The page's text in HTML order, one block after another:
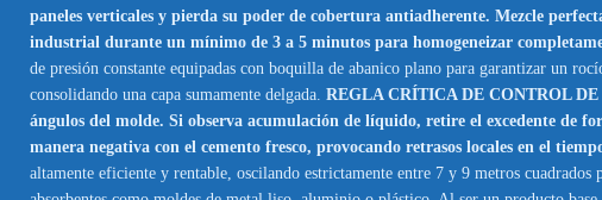
paneles verticales y pierda su poder de cobertura antiadherente. Mezcle
industrial durante un mínimo de 3 a 5 minutos para homogeneizar
de presión constante equipadas con boquilla de abanico plano para garantizar un
consolidando una capa sumamente delgada. REGLA CRÍTICA DE CONTROL DE
ángulos del molde. Si observa acumulación de líquido, retire el excedente de
manera negativa con el cemento fresco, provocando retrasos locales en el
altamente eficiente y rentable, oscilando estrictamente entre 7 y 9 metros